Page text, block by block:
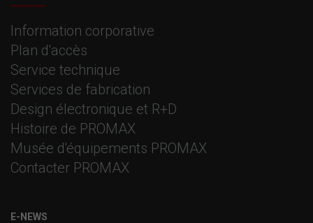
Information corporative
Plan d'accès
Service technique
Services de fabrication
Design électronique et R+D
Histoire de PROMAX
Musée d'équipements PROMAX
Contacter PROMAX
E-NEWS